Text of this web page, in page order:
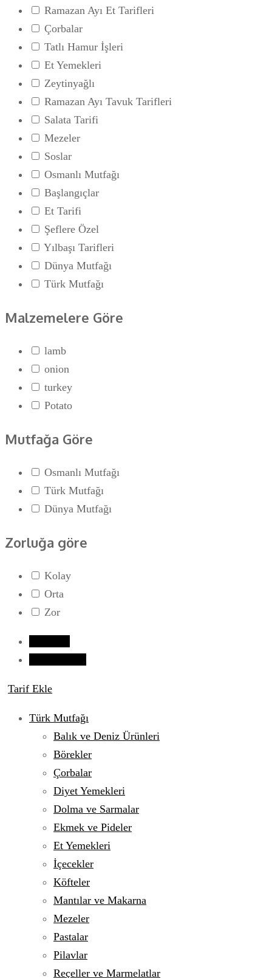
Ramazan Ayı Et Tarifleri
Çorbalar
Tatlı Hamur İşleri
Et Yemekleri
Zeytinyağlı
Ramazan Ayı Tavuk Tarifleri
Salata Tarifi
Mezeler
Soslar
Osmanlı Mutfağı
Başlangıçlar
Et Tarifi
Şeflere Özel
Yılbaşı Tarifleri
Dünya Mutfağı
Türk Mutfağı
Malzemelere Göre
lamb
onion
turkey
Potato
Mutfağa Göre
Osmanlı Mutfağı
Türk Mutfağı
Dünya Mutfağı
Zorluğa göre
Kolay
Orta
Zor
Tarif Ekle
Türk Mutfağı
Balık ve Deniz Ürünleri
Börekler
Çorbalar
Diyet Yemekleri
Dolma ve Sarmalar
Ekmek ve Pideler
Et Yemekleri
İçecekler
Köfteler
Mantılar ve Makarna
Mezeler
Pastalar
Pilavlar
Reçeller ve Marmelatlar